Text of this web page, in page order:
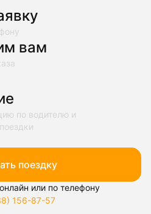
вам
по водителю и
поездку
или по телефону
156-87-57